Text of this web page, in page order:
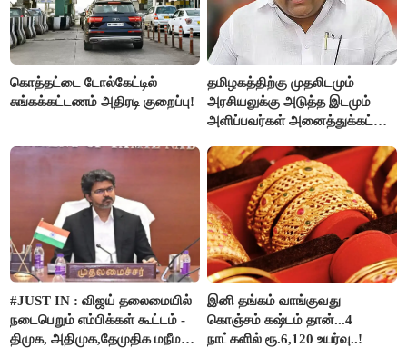
கொத்தட்டை டோல்கேட்டில்
சுங்கக்கட்டணம் அதிரடி குறைப்பு!
தமிழகத்திற்கு முதலிடமும்
அரசியலுக்கு அடுத்த இடமும்
அளிப்பவர்கள் அனைத்துக்கட்சி
பங்கேற்பார்கள் - மாணிக்கம்
தாகூர்..!!
#JUST IN : விஜய் தலைமையில்
நடைபெறும் எம்பிக்கள் கூட்டம் -
திமுக, அதிமுக,தேமுதிக மநீம
இனி தங்கம் வாங்குவது
கொஞ்சம் கஷ்டம் தான்...4
நாட்களில் ரூ.6,120 உயர்வு..!